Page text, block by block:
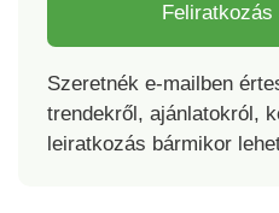
Szeretnék e-mailben
trendekről, ajánlatokról,
leiratkozás bármikor